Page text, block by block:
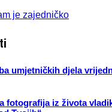
je zajedničko
umjetničkih djela
fotografija iz života